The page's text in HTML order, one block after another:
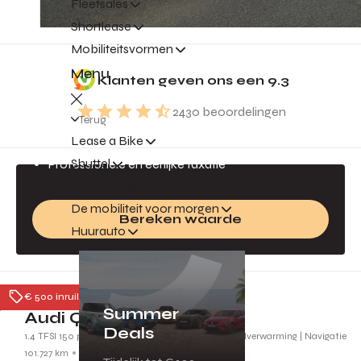
Fleetsales
Shortlease
Mobiliteitsvormen
Menu
Terug
Lease a Bike
Shuttel
De mobiliteit voor morgen
Huurauto
Summer
Deals
Klanten geven ons een 9.3
2430 beoordelingen
Gratis inruilvoorstel
Jouw auto is geld waard!
Direct een inruilvoorstel
Altijd de beste prijs
Professionele en eerlijke taxatie
Bereken waarde
€ 500 inruilpremie
Ede
Audi Q2
1.4 TFSI 150 pk S-tronic CoD Ambition | Leder | Stoelverwarming | Navigatie
101.727 km